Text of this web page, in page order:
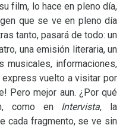
film, lo hace en pleno día,
que se ve en pleno día
tanto, pasará de todo: un
una emisión literaria, un
musicales, informaciones,
express vuelto a visitar por
Pero mejor aun. ¿Por qué
como en Intervista, la
cada fragmento, se ve sin